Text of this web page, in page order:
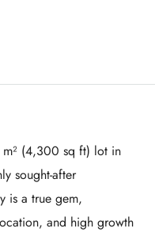
(4,300 sq ft) lot in
sought-after
is a true gem,
and high growth